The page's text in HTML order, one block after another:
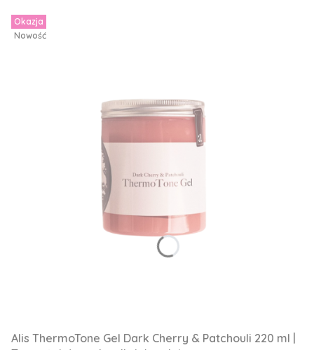
Okazja
Nowość
Alis ThermoTone Gel Dark Cherry & Patchouli 220 ml |